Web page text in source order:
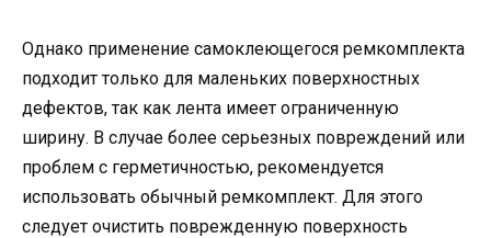
Однако применение самоклеющегося ремкомплекта
подходит только для маленьких поверхностных
дефектов, так как лента имеет ограниченную
ширину. В случае более серьезных повреждений или
проблем с герметичностью, рекомендуется
использовать обычный ремкомплект. Для этого
следует очистить поврежденную поверхность